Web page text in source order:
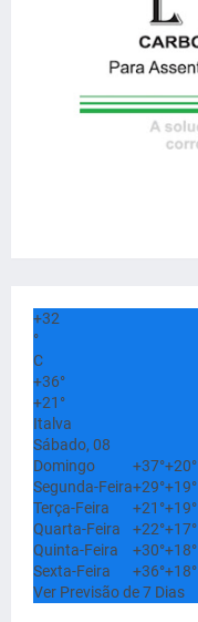
+32
°
C
+36°
+21°
Italva
Sábado, 08
Domingo
+37°+20°
Segunda-Feira+29°+19°
Terça-Feira
+21°+19°
Quarta-Feira
+22°+17°
Quinta-Feira
+30°+18°
Sexta-Feira
+36°+18°
Ver Previsão de 7 Dias